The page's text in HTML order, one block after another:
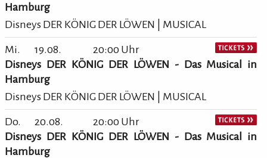
Hamburg
Disneys DER KÖNIG DER LÖWEN | MUSICAL
Mi. 19.08.
20:00 Uhr
Disneys DER KÖNIG DER LÖWEN - Das Musical in
Hamburg
Disneys DER KÖNIG DER LÖWEN | MUSICAL
Do. 20.08.
20:00 Uhr
Disneys DER KÖNIG DER LÖWEN - Das Musical in
Hamburg